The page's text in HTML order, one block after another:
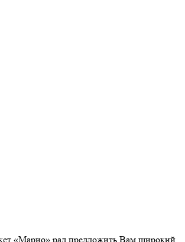
«Марио» рад предложить Вам широкий